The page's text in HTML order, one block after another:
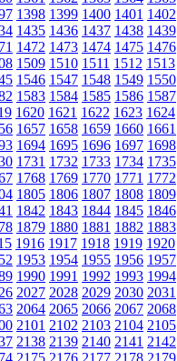
1398 1399 1400 1401 1402
1435 1436 1437 1438 1439
1472 1473 1474 1475 1476
1509 1510 1511 1512 1513
1546 1547 1548 1549 1550
1583 1584 1585 1586 1587
1620 1621 1622 1623 1624
1657 1658 1659 1660 1661
1694 1695 1696 1697 1698
1731 1732 1733 1734 1735
1768 1769 1770 1771 1772
1805 1806 1807 1808 1809
1842 1843 1844 1845 1846
1879 1880 1881 1882 1883
1916 1917 1918 1919 1920
1953 1954 1955 1956 1957
1990 1991 1992 1993 1994
2027 2028 2029 2030 2031
2064 2065 2066 2067 2068
2101 2102 2103 2104 2105
2138 2139 2140 2141 2142
2175 2176 2177 2178 2179